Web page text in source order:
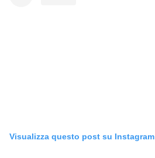
Visualizza questo post su Instagram